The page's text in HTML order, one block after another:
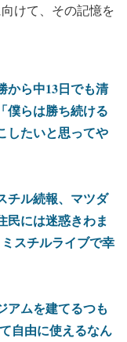
けて、その記憶を
から中13日でも清
僕らは勝ち続ける
したいと思ってや
チル続報、マツダ
民には迷惑きわま
スチルライブで幸
アムを建てるつも
自由に使えるなん